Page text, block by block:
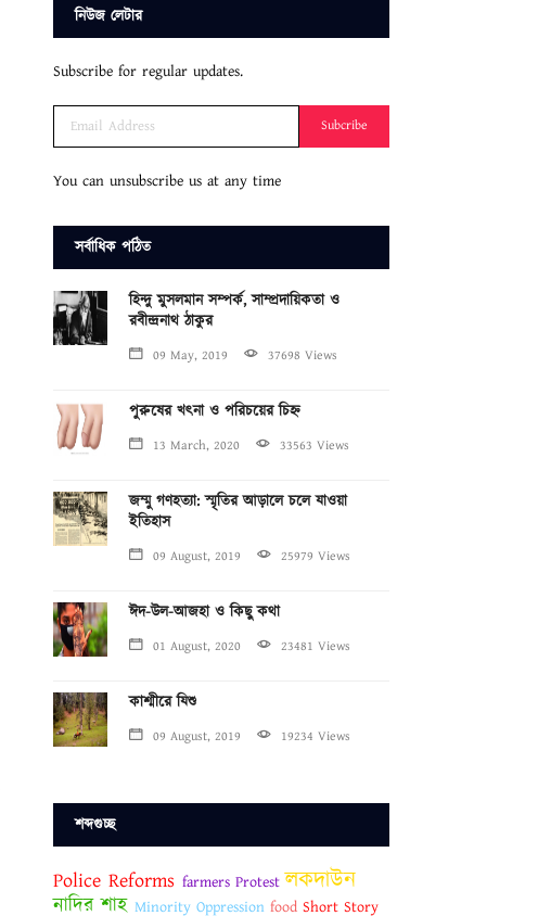
নিউজ লেটার
Subscribe for regular updates.
Subcribe
You can unsubscribe us at any time
সর্বাধিক পঠিত
হিন্দু মুসলমান সম্পর্ক, সাম্প্রদায়িকতা ও
রবীন্দ্রনাথ ঠাকুর
09 May, 2019 37698 Views
পুরুষের খৎনা ও পরিচয়ের চিহ্ন
13 March, 2020 33563 Views
জম্মু গণহত্যা: স্মৃতির আড়ালে চলে যাওয়া
ইতিহাস
09 August, 2019 25979 Views
ঈদ-উল-আজহা ও কিছু কথা
01 August, 2020 23481 Views
কাশ্মীরে যিশু
09 August, 2019 19234 Views
শব্দগুচ্ছ
Police Reforms farmers Protest লকদাউন
নাদির শাহ Minority Oppression food Short Story